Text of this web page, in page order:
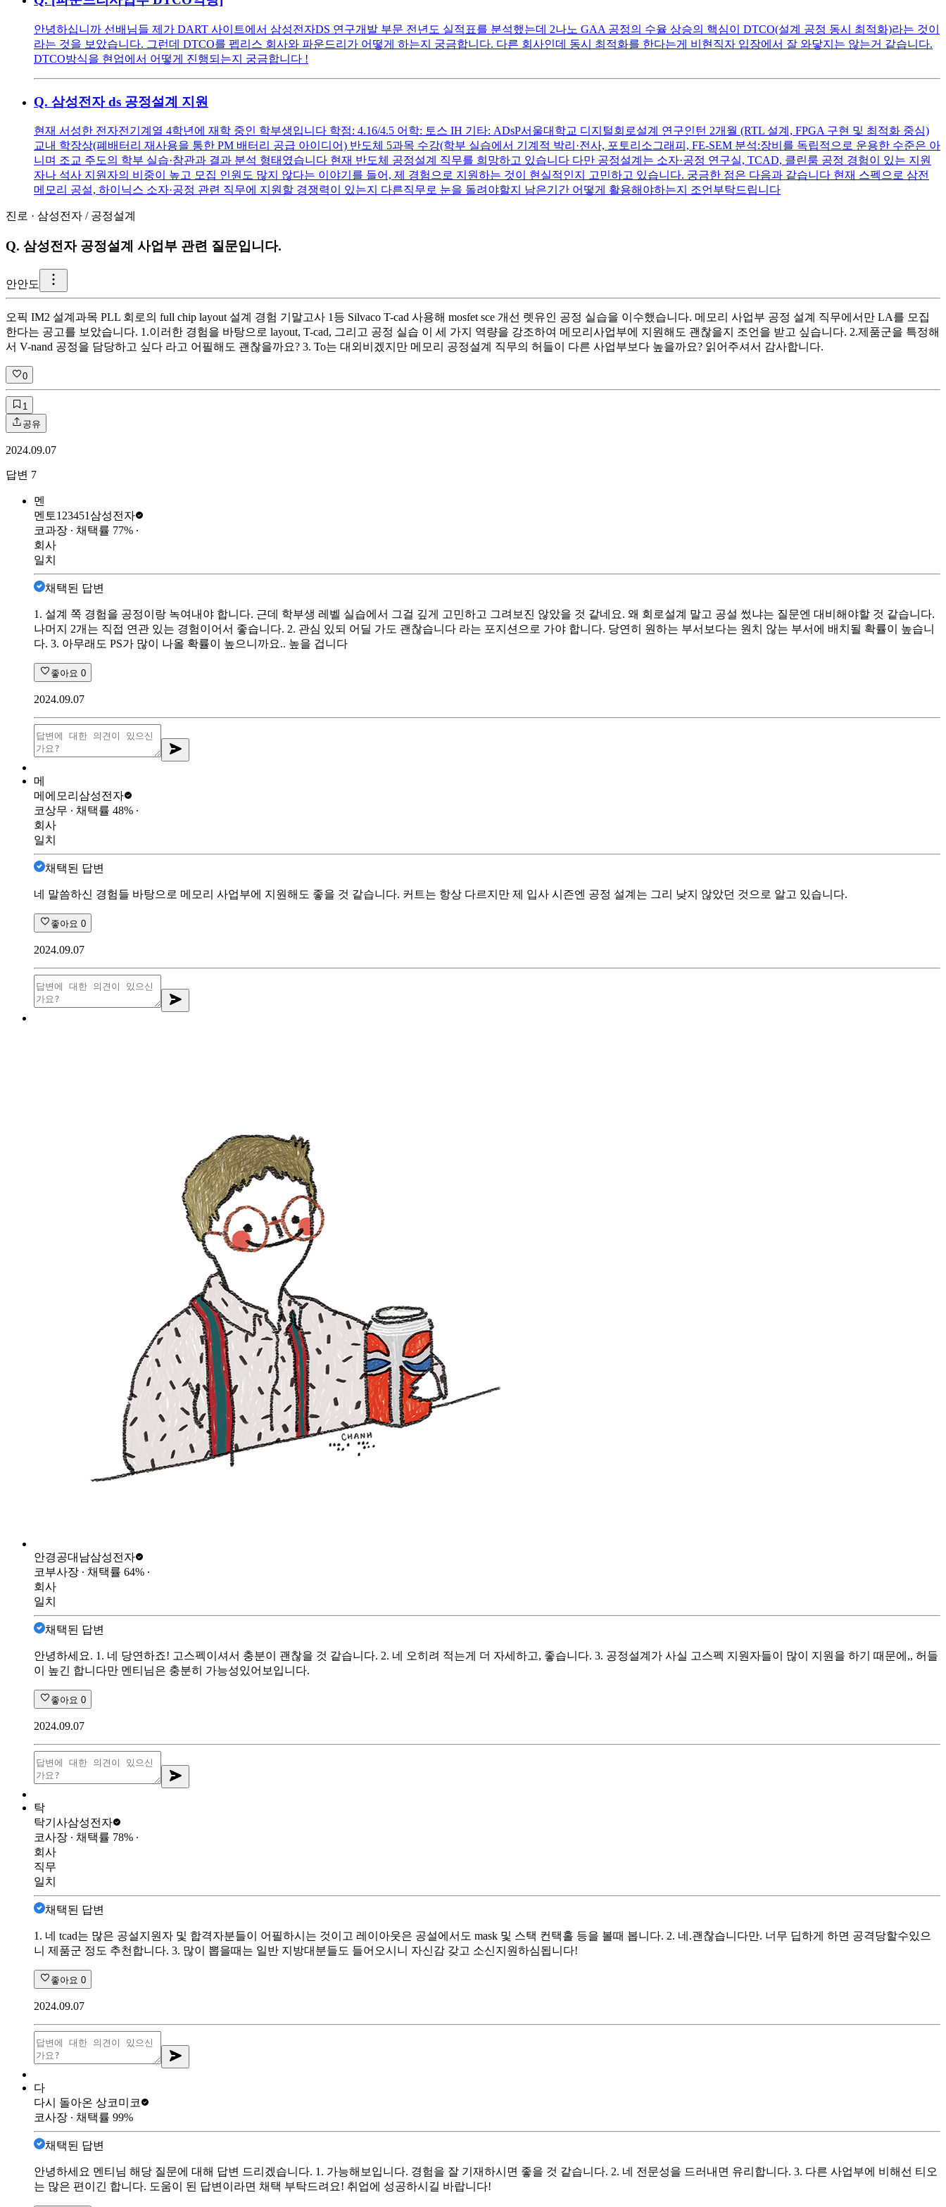
안녕하십니까 선배님들 제가 DART 사이트에서 삼성전자DS 연구개발 부문 전년도 실적표를 분석했는데 2나노 GAA 공정의 수율 상승의 핵심이 DTCO(설계 공정 동시 최적화)라는 것이
라는 것을 보았습니다. 그런데 DTCO를 펩리스 회사와 파운드리가 어떻게 하는지 궁금합니다. 다른 회사인데 동시 최적화를 한다는게 비현직자 입장에서 잘 와닿지는 않는거 같습니다.
DTCO방식을 현업에서 어떻게 진행되는지 궁금합니다 !
Q. 삼성전자 ds 공정설계 지원
현재 서성한 전자전기계열 4학년에 재학 중인 학부생입니다 학점: 4.16/4.5 어학: 토스 IH 기타: ADsP서울대학교 디지털회로설계 연구인턴 2개월 (RTL 설계, FPGA 구현 및 최적화 중심)
교내 학장상(폐배터리 재사용을 통한 PM 배터리 공급 아이디어) 반도체 5과목 수강(학부 실습에서 기계적 박리·전사, 포토리소그래피, FE-SEM 분석:장비를 독립적으로 운용한 수준은 아
니며 조교 주도의 학부 실습·참관과 결과 분석 형태였습니다 현재 반도체 공정설계 직무를 희망하고 있습니다 다만 공정설계는 소자·공정 연구실, TCAD, 클린룸 공정 경험이 있는 지원
자나 석사 지원자의 비중이 높고 모집 인원도 많지 않다는 이야기를 들어, 제 경험으로 지원하는 것이 현실적인지 고민하고 있습니다. 궁금한 점은 다음과 같습니다 현재 스펙으로 삼전
메모리 공설, 하이닉스 소자·공정 관련 직무에 지원할 경쟁력이 있는지 다른직무로 눈을 돌려야할지 남은기간 어떻게 활용해야하는지 조언부탁드립니다
진로 · 삼성전자 / 공정설계
Q. 삼성전자 공정설계 사업부 관련 질문입니다.
안안도
오픽 IM2 설계과목 PLL 회로의 full chip layout 설계 경험 기말고사 1등 Silvaco T-cad 사용해 mosfet sce 개선 렛유인 공정 실습을 이수했습니다. 메모리 사업부 공정 설계 직무에서만 LA를 모집
한다는 공고를 보았습니다. 1.이러한 경험을 바탕으로 layout, T-cad, 그리고 공정 실습 이 세 가지 역량을 강조하여 메모리사업부에 지원해도 괜찮을지 조언을 받고 싶습니다. 2.제품군을 특정해
서 V-nand 공정을 담당하고 싶다 라고 어필해도 괜찮을까요? 3. To는 대외비겠지만 메모리 공정설계 직무의 허들이 다른 사업부보다 높을까요? 읽어주셔서 감사합니다.
0
1
공유
2024.09.07
답변 7
멘
멘토123451삼성전자
코과장 ∙ 채택률 77% ∙
회사
일치
채택된 답변
1. 설계 쪽 경험을 공정이랑 녹여내야 합니다. 근데 학부생 레벨 실습에서 그걸 깊게 고민하고 그려보진 않았을 것 같네요. 왜 회로설계 말고 공설 썼냐는 질문엔 대비해야할 것 같습니다.
나머지 2개는 직접 연관 있는 경험이어서 좋습니다. 2. 관심 있되 어딜 가도 괜찮습니다 라는 포지션으로 가야 합니다. 당연히 원하는 부서보다는 원치 않는 부서에 배치될 확률이 높습니
다. 3. 아무래도 PS가 많이 나올 확률이 높으니까요.. 높을 겁니다
좋아요 0
2024.09.07
메
메에모리 삼성전자
코상무 ∙ 채택률 48% ∙
회사
일치
채택된 답변
네 말씀하신 경험들 바탕으로 메모리 사업부에 지원해도 좋을 것 같습니다. 커트는 항상 다르지만 제 입사 시즌엔 공정 설계는 그리 낮지 않았던 것으로 알고 있습니다.
좋아요 0
2024.09.07
안경공대남삼성전자
코부사장 ∙ 채택률 64% ∙
회사
일치
채택된 답변
안녕하세요. 1. 네 당연하죠! 고스펙이셔서 충분이 괜찮을 것 같습니다. 2. 네 오히려 적는게 더 자세하고, 좋습니다. 3. 공정설계가 사실 고스펙 지원자들이 많이 지원을 하기 때문에,, 허들
이 높긴 합니다만 멘티님은 충분히 가능성있어보입니다.
좋아요 0
2024.09.07
탁
탁기사삼성전자
코사장 ∙ 채택률 78% ∙
회사
직무
일치
채택된 답변
1. 네 tcad는 많은 공설지원자 및 합격자분들이 어필하시는 것이고 레이아웃은 공설에서도 mask 및 스택 컨택홀 등을 볼때 봅니다. 2. 네.괜찮습니다만. 너무 딥하게 하면 공격당할수있으
니 제품군 정도 추천합니다. 3. 많이 뽑을때는 일반 지방대분들도 들어오시니 자신감 갖고 소신지원하심됩니다!
좋아요 0
2024.09.07
다
다시 돌아온 상코미코
코사장 ∙ 채택률 99%
채택된 답변
안녕하세요 멘티님 해당 질문에 대해 답변 드리겠습니다. 1. 가능해보입니다. 경험을 잘 기재하시면 좋을 것 같습니다. 2. 네 전문성을 드러내면 유리합니다. 3. 다른 사업부에 비해선 티오
는 많은 편이긴 합니다. 도움이 된 답변이라면 채택 부탁드려요! 취업에 성공하시길 바랍니다!